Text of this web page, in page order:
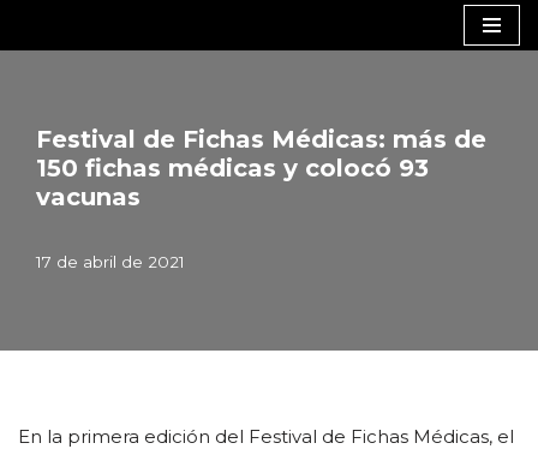
Festival de Fichas Médicas: más de
150 fichas médicas y colocó 93
vacunas
17 de abril de 2021
En la primera edición del Festival de Fichas Médicas, el